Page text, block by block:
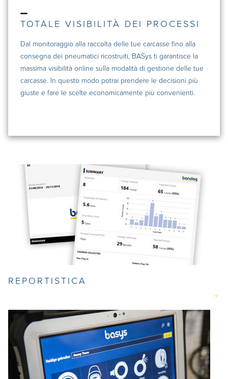
TOTALE VISIBILITÀ DEI PROCESSI
Dal monitoraggio alla raccolta delle tue carcasse fino alla
consegna dei pneumatici ricostruiti, BASys ti garantisce la
massima visibilità online sulla modalità di gestione delle tue
carcasse. In questo modo potrai prendere le decisioni più
giuste e fare le scelte economicamente più convenienti.
REPORTISTICA